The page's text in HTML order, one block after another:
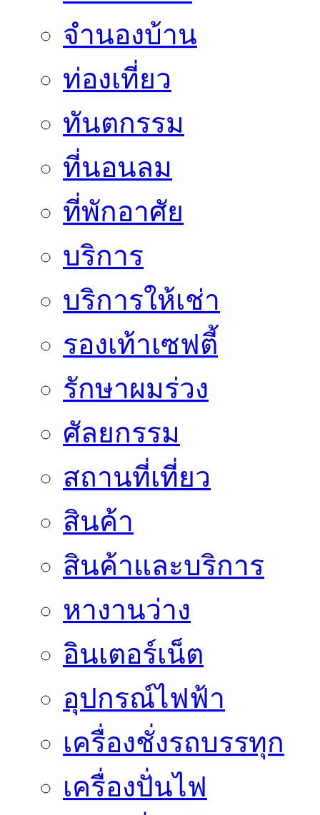
จำนองบ้าน
ท่องเที่ยว
ทันตกรรม
ที่นอนลม
ที่พักอาศัย
บริการ
บริการให้เช่า
รองเท้าเซฟตี้
รักษาผมร่วง
ศัลยกรรม
สถานที่เที่ยว
สินค้า
สินค้าและบริการ
หางานว่าง
อินเตอร์เน็ต
อุปกรณ์ไฟฟ้า
เครื่องชั่งรถบรรทุก
เครื่องปั่นไฟ